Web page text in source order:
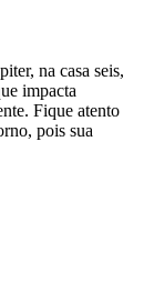
na casa seis,
impacta
Fique atento
pois sua